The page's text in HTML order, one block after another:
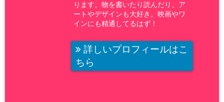
ります。物を書いたり読んだり、ア
ートやデザインも大好き。映画やワ
インにも精通してるはず！
詳しいプロフィールはこ
ちら